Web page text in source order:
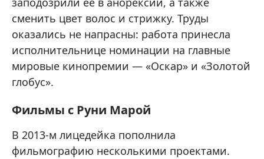
сменить цвет волос и стрижку. Труды
оказались не напрасны: работа принесла
исполнительнице номинации на главные
мировые кинопремии — «Оскар» и «Золотой
глобус».
Фильмы с Руни Марой
В 2013-м лицедейка пополнила
фильмографию несколькими проектами.